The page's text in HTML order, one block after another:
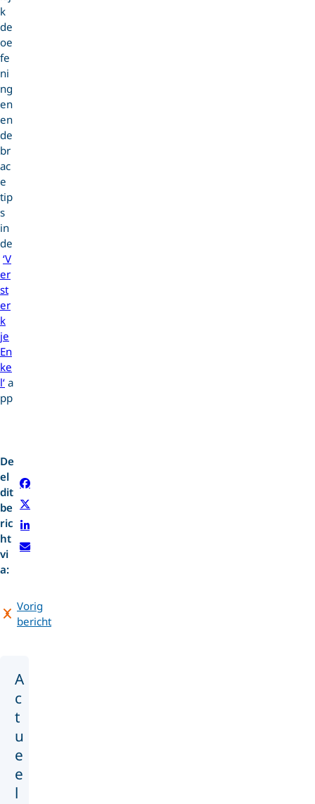
k
de
oe
fe
ni
ng
en
en
de
br
ac
e
tip
s
in
de
‘V
er
st
er
k
je
En
ke
l‘ a
pp
De
el
dit
be
ric
ht
vi
a:
Vorig
bericht
A
c
t
u
e
e
l